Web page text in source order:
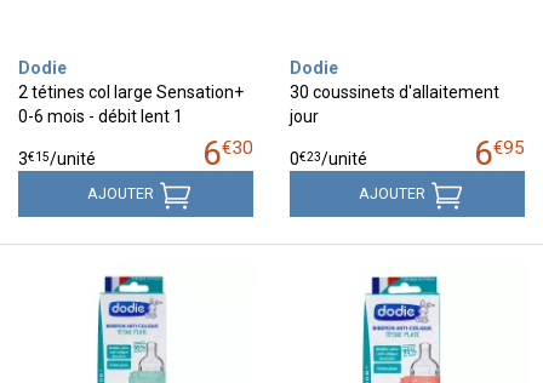
Dodie
2 tétines col large Sensation+
0-6 mois - débit lent 1
6€30
3€15/unité
AJOUTER
Dodie
30 coussinets d'allaitement
jour
6€95
0€23/unité
AJOUTER